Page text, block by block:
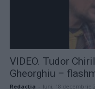
VIDEO. Tudor
Gheorghiu –
Redacţia luni, 18 decembrie